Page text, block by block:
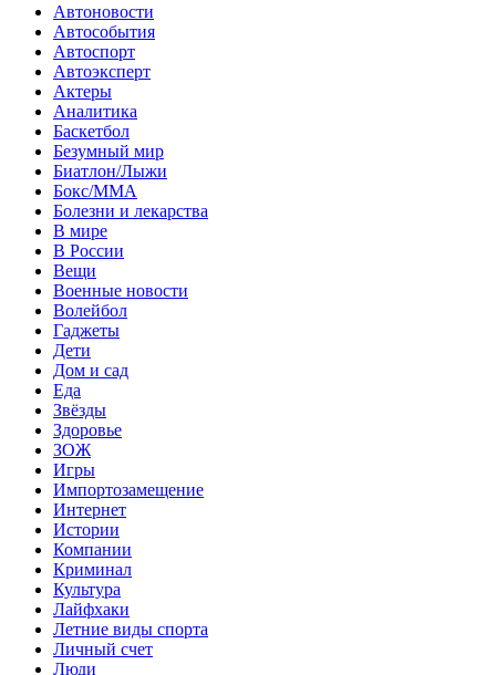
Автоновости
Автособытия
Автоспорт
Автоэксперт
Актеры
Аналитика
Баскетбол
Безумный мир
Биатлон/Лыжи
Бокс/MMA
Болезни и лекарства
В мире
В России
Вещи
Военные новости
Волейбол
Гаджеты
Дети
Дом и сад
Еда
Звёзды
Здоровье
ЗОЖ
Игры
Импортозамещение
Интернет
Истории
Компании
Криминал
Культура
Лайфхаки
Летние виды спорта
Личный счет
Люди